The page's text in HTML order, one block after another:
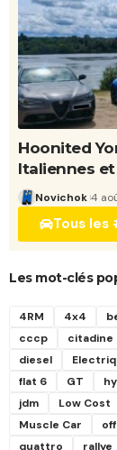
Hoonited
Italiennes et
Novichok 4
Tous les
Les mot-clés
4RM 4x4
cccp
citadine
diesel
flat 6
GT
jdm
Low Cost
Muscle Car
quattro
rallye